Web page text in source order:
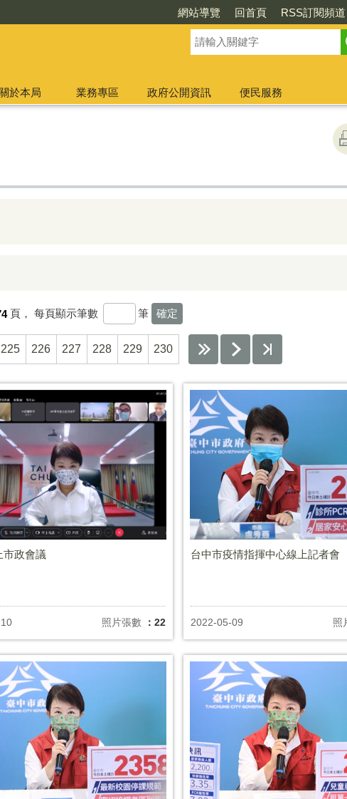
網站導覽 回首頁 RSS訂閱頻道
關於本局 業務專區 政府公開資訊
便民服務
頁， 每頁顯示筆數 筆
225 226 227 228 229 230
市政會議
照片張數 ：22
台中市疫情指揮中心線上記者會
2022-05-09 照